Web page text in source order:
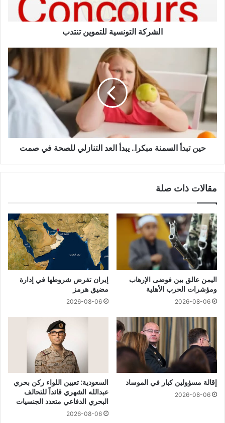
الشركة التونسية للتموين تنتدب
حين تبدأ السمنة مبكرا.. يبدأ العد التنازلي للصحة في صمت
مقالات ذات صلة
اليمن عالق بين فوضى الإرهاب
ومؤشرات الحرب الأهلية
2026-08-06
إيران تفرض شروطها في إدارة
مضيق هرمز
2026-08-06
إقالة مسؤولين كبار في الموساد
2026-08-06
السعودية: تعيين اللواء ركن بحري
عبدالله الشهري قائداً للتحالف
البحري الدفاعي متعدد الجنسيات
2026-08-06